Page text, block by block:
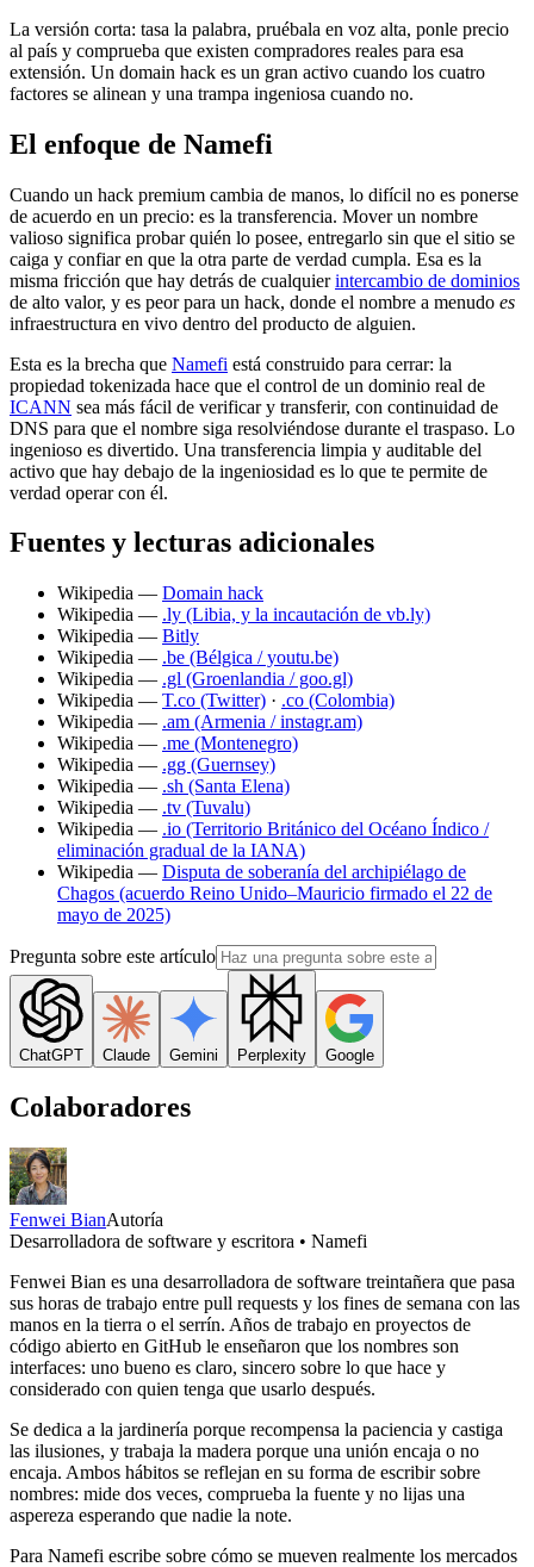
La versión corta: tasa la palabra, pruébala en voz alta, ponle precio
al país y comprueba que existen compradores reales para esa
extensión. Un domain hack es un gran activo cuando los cuatro
factores se alinean y una trampa ingeniosa cuando no.
El enfoque de Namefi
Cuando un hack premium cambia de manos, lo difícil no es ponerse
de acuerdo en un precio: es la transferencia. Mover un nombre
valioso significa probar quién lo posee, entregarlo sin que el sitio se
caiga y confiar en que la otra parte de verdad cumpla. Esa es la
misma fricción que hay detrás de cualquierintercambio de dominios
de alto valor, y es peor para un hack, donde el nombre a menudo es
infraestructura en vivo dentro del producto de alguien.
Esta es la brecha que Namefi está construido para cerrar: la
propiedad tokenizada hace que el control de un dominio real de
ICANN sea más fácil de verificar y transferir, con continuidad de
DNS para que el nombre siga resolviéndose durante el traspaso. Lo
ingenioso es divertido. Una transferencia limpia y auditable del
activo que hay debajo de la ingeniosidad es lo que te permite de
verdad operar con él.
Fuentes y lecturas adicionales
Wikipedia — Domain hack
Wikipedia — .ly (Libia, y la incautación de vb.ly)
Wikipedia — Bitly
Wikipedia — .be (Bélgica / youtu.be)
Wikipedia — .gl (Groenlandia / goo.gl)
Wikipedia — T.co (Twitter) · .co (Colombia)
Wikipedia — .am (Armenia / instagr.am)
Wikipedia — .me (Montenegro)
Wikipedia — .gg (Guernsey)
Wikipedia — .sh (Santa Elena)
Wikipedia — .tv (Tuvalu)
Wikipedia — .io (Territorio Británico del Océano Índico /
eliminación gradual de la IANA)
Wikipedia — Disputa de soberanía del archipiélago de
Chagos (acuerdo Reino Unido–Mauricio firmado el 22 de
mayo de 2025)
Pregunta sobre este artículo
ChatGPT Claude Gemini Perplexity Google
Colaboradores
Fenwei BianAutoría
Desarrolladora de software y escritora • Namefi
Fenwei Bian es una desarrolladora de software treintañera que pasa
sus horas de trabajo entre pull requests y los fines de semana con las
manos en la tierra o el serrín. Años de trabajo en proyectos de
código abierto en GitHub le enseñaron que los nombres son
interfaces: uno bueno es claro, sincero sobre lo que hace y
considerado con quien tenga que usarlo después.
Se dedica a la jardinería porque recompensa la paciencia y castiga
las ilusiones, y trabaja la madera porque una unión encaja o no
encaja. Ambos hábitos se reflejan en su forma de escribir sobre
nombres: mide dos veces, comprueba la fuente y no lijas una
aspereza esperando que nadie la note.
Para Namefi escribe sobre cómo se mueven realmente los mercados